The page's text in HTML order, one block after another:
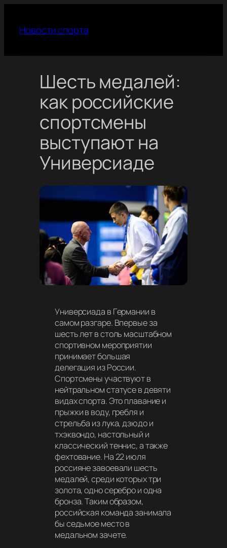
содержимому
Новости спорта
Шесть медалей:
как российские
спортсмены
выступают на
Универсиаде
Универсиада в Германии в
самом разгаре. Впервые за
шесть лет в столь масштабном
спортивном мероприятии
принимает большая
делегация из России.
Спортсмены участвуют в
нейтральном статусе в девяти
видах спорта. Это плавание и
прыжки в воду, гребля и
стрельба из лука, дзюдо и
тхэквондо, настольный и
классический теннис, а также
фехтование. На 22 июля
россияне завоевали шесть
медалей, среди которых три
золота, одно серебро и одна
бронза. Таким образом,
российская команда занимала
бы седьмое место в
медальном зачете.